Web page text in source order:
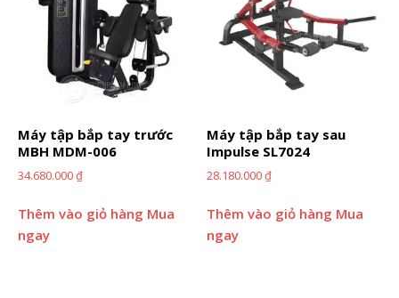
Máy tập bắp tay trước
MBH MDM-006
34.680.000₫
Thêm vào giỏ hàng Mua
ngay
Máy tập bắp tay sau
Impulse SL7024
28.180.000₫
Thêm vào giỏ hàng Mua
ngay